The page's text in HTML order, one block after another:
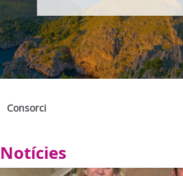
Consorci
Notícies